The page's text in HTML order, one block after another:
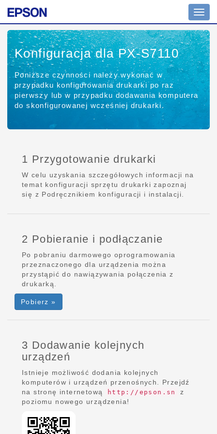
Konfiguracja dla PX-S7110
Poniższe czynności należy wykonać w
przypadku konfigurowania drukarki po raz
pierwszy lub w przypadku dodawania komputera
do skonfigurowanej wcześniej drukarki.
1 Przygotowanie drukarki
W celu uzyskania szczegółowych informacji na
temat konfiguracji sprzętu drukarki zapoznaj
się z Podręcznikiem konfiguracji i instalacji.
2 Pobieranie i podłączanie
Po pobraniu darmowego oprogramowania
przeznaczonego dla urządzenia można
przystąpić do nawiązywania połączenia z
drukarką.
Pobierz »
3 Dodawanie kolejnych
urządzeń
Istnieje możliwość dodania kolejnych
komputerów i urządzeń przenośnych. Przejdź
na stronę internetową
http://epson.sn
z
poziomu nowego urządzenia!